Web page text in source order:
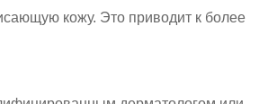
кожу. Это приводит к более